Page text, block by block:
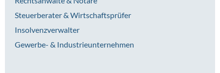
Steuerberater & Wirtschaftsprüfer
Insolvenzverwalter
Gewerbe- & Industrieunternehmen